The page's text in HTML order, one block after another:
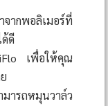
ากพอลิเมอร์ที่
ดี
เพื่อให้คุณ
ารถหมุนวาล์ว